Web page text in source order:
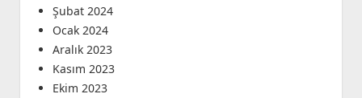
Şubat 2024
Ocak 2024
Aralık 2023
Kasım 2023
Ekim 2023